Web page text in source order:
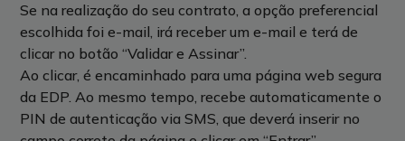
Se na realização do seu contrato, a opção preferencial
escolhida foi e-mail, irá receber um e-mail e terá de
clicar no botão “Validar e Assinar”.
Ao clicar, é encaminhado para uma página web segura
da EDP. Ao mesmo tempo, recebe automaticamente o
PIN de autenticação via SMS, que deverá inserir no